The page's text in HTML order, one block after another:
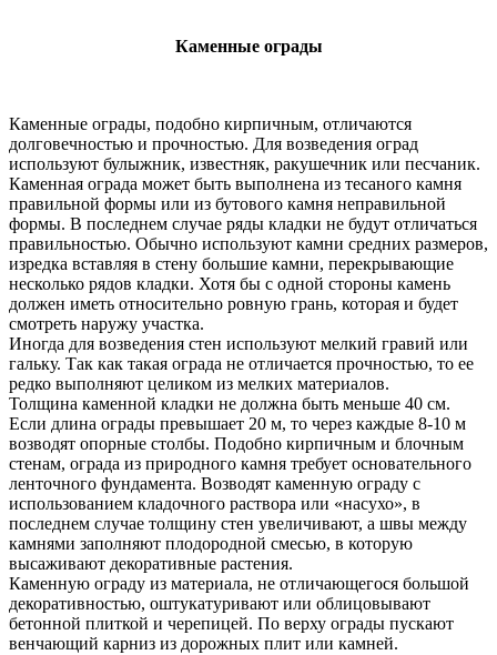
Каменные ограды
Каменные ограды, подобно кирпичным, отличаются
долговечностью и прочностью. Для возведения оград
используют булыжник, известняк, ракушечник или песчаник.
Каменная ограда может быть выполнена из тесаного камня
правильной формы или из бутового камня неправильной
формы. В последнем случае ряды кладки не будут отличаться
правильностью. Обычно используют камни средних размеров,
изредка вставляя в стену большие камни, перекрывающие
несколько рядов кладки. Хотя бы с одной стороны камень
должен иметь относительно ровную грань, которая и будет
смотреть наружу участка.
Иногда для возведения стен используют мелкий гравий или
гальку. Так как такая ограда не отличается прочностью, то ее
редко выполняют целиком из мелких материалов.
Толщина каменной кладки не должна быть меньше 40 см.
Если длина ограды превышает 20 м, то через каждые 8-10 м
возводят опорные столбы. Подобно кирпичным и блочным
стенам, ограда из природного камня требует основательного
ленточного фундамента. Возводят каменную ограду с
использованием кладочного раствора или «насухо», в
последнем случае толщину стен увеличивают, а швы между
камнями заполняют плодородной смесью, в которую
высаживают декоративные растения.
Каменную ограду из материала, не отличающегося большой
декоративностью, оштукатуривают или облицовывают
бетонной плиткой и черепицей. По верху ограды пускают
венчающий карниз из дорожных плит или камней.